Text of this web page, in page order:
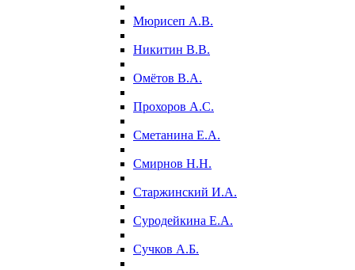
Мюрисеп А.В.
Никитин В.В.
Омётов В.А.
Прохоров А.С.
Сметанина Е.А.
Смирнов Н.Н.
Старжинский И.А.
Суродейкина Е.А.
Сучков А.Б.